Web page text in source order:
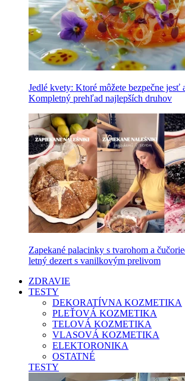
Jedlé kvety: Ktoré môžete bezpečne jesť
Kompletný prehľad najlepších druhov
Zapekané palacinky s tvarohom a
letný dezert s vanilkovým prelivom
ZDRAVIE
TESTY
DEKORATÍVNA KOZMETIKA
PLEŤOVÁ KOZMETIKA
TELOVÁ KOZMETIKA
VLASOVÁ KOZMETIKA
ELEKTORONIKA
OSTATNÉ
TESTY